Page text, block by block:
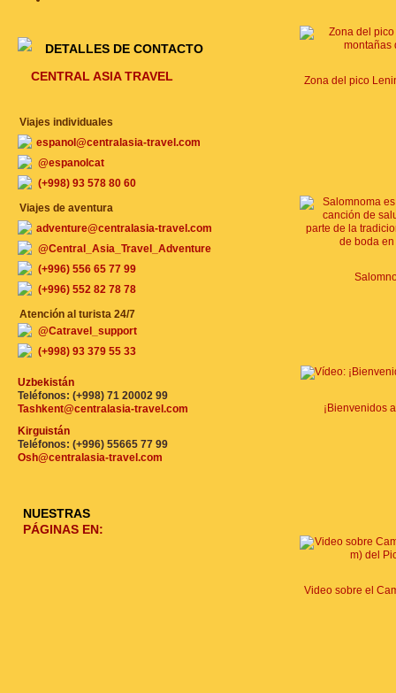
¡Bienvenidos
DETALLES DE CONTACTO
CENTRAL ASIA TRAVEL
Viajes individuales
espanol@centralasia-travel.com
@espanolcat
(+998) 93 578 80 60
Viajes de aventura
adventure@centralasia-travel.com
@Central_Asia_Travel_Adventure
(+996) 556 65 77 99
(+996) 552 82 78 78
Atención al turista 24/7
@Catravel_support
(+998) 93 379 55 33
Uzbekistán
Teléfonos: (+998) 71 20002 99
Tashkent@centralasia-travel.com
Kirguistán
Teléfonos: (+996) 55665 77 99
Osh@centralasia-travel.com
NUESTRAS
PÁGINAS EN: